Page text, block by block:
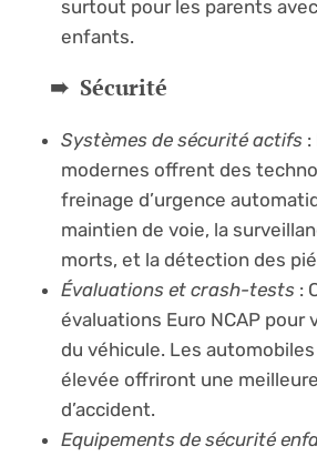
surtout pour les parents
enfants.
Sécurité
Systèmes de sécurité actifs :
modernes offrent des
freinage d’urgence
maintien de voie, la
morts, et la détection des
Évaluations et crash-tests :
évaluations Euro NCAP pour
du véhicule. Les
élevée offriront une
d’accident.
Equipements de sécurité